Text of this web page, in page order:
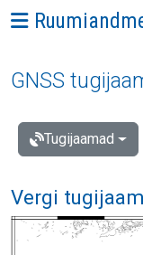
Ava menüü:
GNSS
Tugijaamad
Vergi tugijaam